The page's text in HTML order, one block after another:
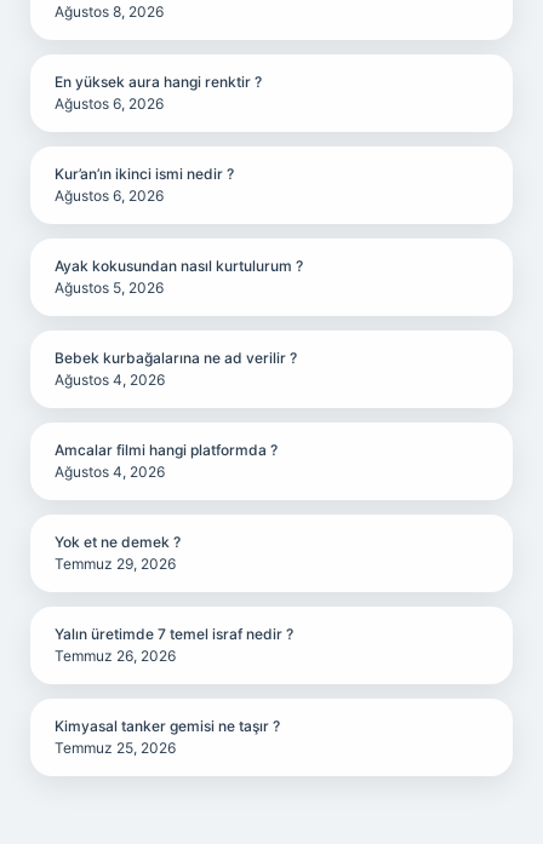
Ağustos 8, 2026
En yüksek aura hangi renktir ?
Ağustos 6, 2026
Kur’an’ın ikinci ismi nedir ?
Ağustos 6, 2026
Ayak kokusundan nasıl kurtulurum ?
Ağustos 5, 2026
Bebek kurbağalarına ne ad verilir ?
Ağustos 4, 2026
Amcalar filmi hangi platformda ?
Ağustos 4, 2026
Yok et ne demek ?
Temmuz 29, 2026
Yalın üretimde 7 temel israf nedir ?
Temmuz 26, 2026
Kimyasal tanker gemisi ne taşır ?
Temmuz 25, 2026